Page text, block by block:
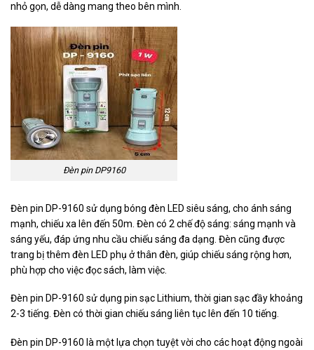
nhỏ gọn, dễ dàng mang theo bên mình.
Đèn pin DP9160
Đèn pin DP-9160 sử dụng bóng đèn LED siêu sáng, cho ánh sáng
mạnh, chiếu xa lên đến 50m. Đèn có 2 chế độ sáng: sáng mạnh và
sáng yếu, đáp ứng nhu cầu chiếu sáng đa dạng. Đèn cũng được
trang bị thêm đèn LED phụ ở thân đèn, giúp chiếu sáng rộng hơn,
phù hợp cho việc đọc sách, làm việc.
Đèn pin DP-9160 sử dụng pin sạc Lithium, thời gian sạc đầy khoảng
2-3 tiếng. Đèn có thời gian chiếu sáng liên tục lên đến 10 tiếng.
Đèn pin DP-9160 là một lựa chọn tuyệt vời cho các hoạt động ngoài